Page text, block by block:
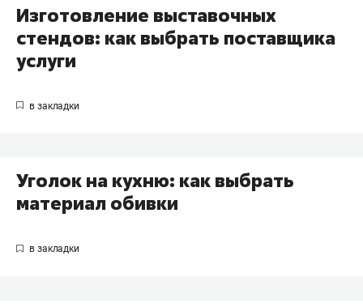
Изготовление выставочных
стендов: как выбрать поставщика
услуги
Уголок на кухню: как выбрать
материал обивки